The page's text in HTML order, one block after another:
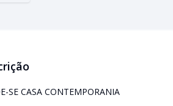
SE CASA CONTEMPORANIA